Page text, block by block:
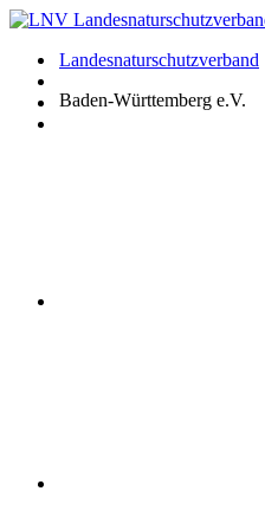
Zum
springenLandesnaturschutzverband
Baden-Württemberg e.V.